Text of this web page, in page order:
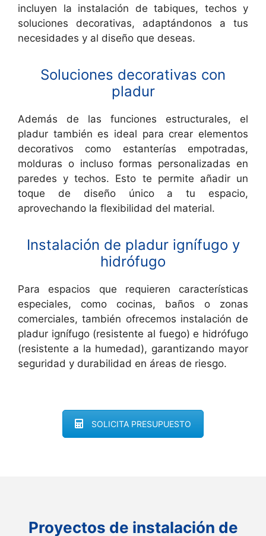
incluyen la instalación de tabiques, techos y
soluciones decorativas, adaptándonos a tus
necesidades y al diseño que deseas.
Soluciones decorativas con
pladur
Además de las funciones estructurales, el
pladur también es ideal para crear elementos
decorativos como estanterías empotradas,
molduras o incluso formas personalizadas en
paredes y techos. Esto te permite añadir un
toque de diseño único a tu espacio,
aprovechando la flexibilidad del material.
Instalación de pladur ignífugo y
hidrófugo
Para espacios que requieren características
especiales, como cocinas, baños o zonas
comerciales, también ofrecemos instalación de
pladur ignífugo (resistente al fuego) e hidrófugo
(resistente a la humedad), garantizando mayor
seguridad y durabilidad en áreas de riesgo.
SOLICITA PRESUPUESTO
Proyectos de instalación de